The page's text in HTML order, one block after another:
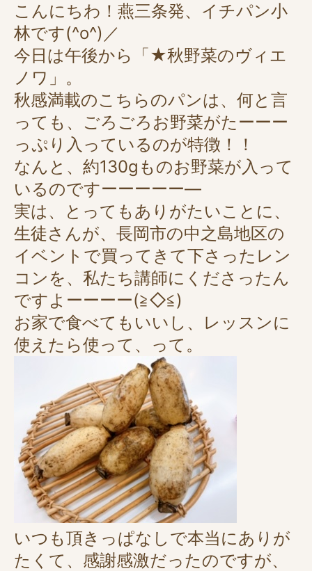
こんにちわ！燕三条発、イチパン小
林です(^o^)／
今日は午後から「★秋野菜のヴィエ
ノワ」。
秋感満載のこちらのパンは、何と言
っても、ごろごろお野菜がたーーー
っぷり入っているのが特徴！！
なんと、約130gものお野菜が入って
いるのですーーーーー―
実は、とってもありがたいことに、
生徒さんが、長岡市の中之島地区の
イベントで買ってきて下さったレン
コンを、私たち講師にくださったん
ですよーーーー(≧◇≦)
お家で食べてもいいし、レッスンに
使えたら使って、って。
いつも頂きっぱなしで本当にありが
たくて、感謝感激だったのですが、